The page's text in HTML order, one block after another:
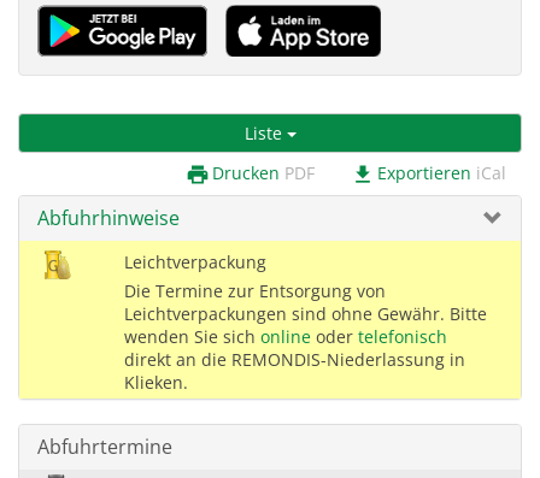
Liste
print Drucken PDF download Exportieren iCal
Abfuhrhinweise
Leichtverpackung
Die Termine zur Entsorgung von
Leichtverpackungen sind ohne Gewähr. Bitte
wenden Sie sich online oder telefonisch
direkt an die REMONDIS-Niederlassung in
Klieken.
Abfuhrtermine